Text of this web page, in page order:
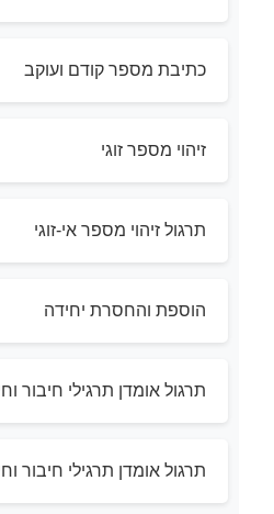
כתיבת מספר קודם ועוקב
זיהוי מספר זוגי
תרגול זיהוי מספר אי-זוגי
הוספת והחסרת יחידה
תרגול אומדן תרגילי חיבור
תרגול אומדן תרגילי חיבור